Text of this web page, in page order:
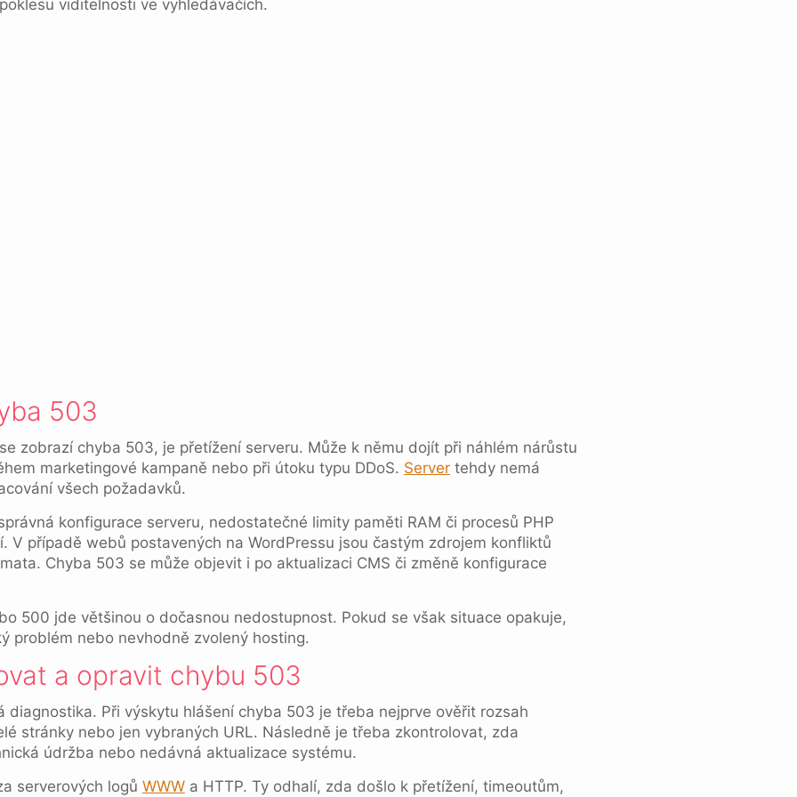
viditelnosti ve vyhledávačích.
503
zobrazí chyba 503, je přetížení serveru. Může k němu dojít při náhlém nárůstu
marketingové kampaně nebo při útoku typu DDoS. Servertehdy nemá
všech požadavků.
konfigurace serveru, nedostatečné limity paměti RAM či procesů PHP
V případě webů postavených na WordPressu jsou častým zdrojem konfliktů
Chyba 503 se může objevit i po aktualizaci CMS či změně konfigurace
500 jde většinou o dočasnou nedostupnost. Pokud se však situace opakuje,
problém nebo nevhodně zvolený hosting.
a opravit chybu 503
diagnostika. Při výskytu hlášení chyba 503 je třeba nejprve ověřit rozsah
stránky nebo jen vybraných URL. Následně je třeba zkontrolovat, zda
údržba nebo nedávná aktualizace systému.
serverových logů WWWa HTTP. Ty odhalí, zda došlo k přetížení, timeoutům,